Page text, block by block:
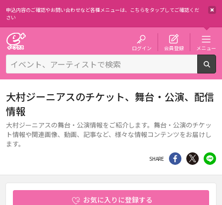
申込内容のご確認やお問い合わせなど各種メニューは、 こちらをタップしてご確認くだ
さい
ログイン 会員登録 メニュー
大村ジーニアスのチケット、舞台・公演、配信
情報
大村ジーニアスの舞台・公演情報をご紹介します。舞台・公演のチケッ
ト情報や関連画像、動画、記事など、様々な情報コンテンツをお届けし
ます。
SHARE シェア Twitter
お気に入りに登録する